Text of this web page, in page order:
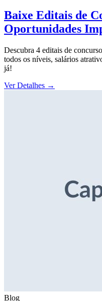
Baixe Editais de
Oportunidades
Descubra 4 editais de
todos os níveis, salários
já!
Ver Detalhes →
Blog